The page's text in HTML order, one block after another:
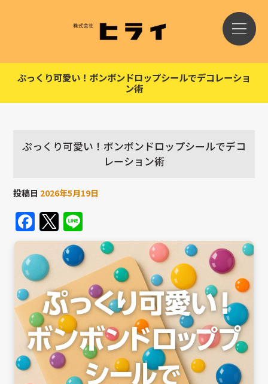
ぷっくり可愛い！ボンボンドロップシールでデコレーショ
ン術
ぷっくり可愛い！ボンボンドロップシールでデコ
レーション術
投稿日 2026年5月19日
Facebook
Twitter